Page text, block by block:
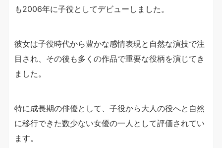
も2006年に子役としてデビューしました。
彼女は子役時代から豊かな感情表現と自然な演技で注
目され、その後も多くの作品で重要な役柄を演じてき
ました。
特に成長期の俳優として、子役から大人の役へと自然
に移行できた数少ない女優の一人として評価されてい
ます。